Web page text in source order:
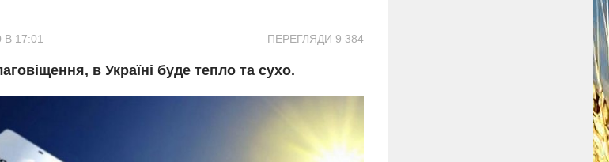
ПЕРЕГЛЯДИ 9 384
17:01
в Україні буде тепло та сухо.